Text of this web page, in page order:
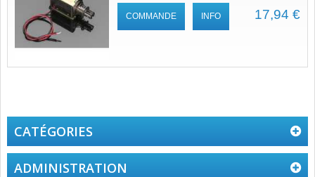
17,94 €
COMMANDE INFO
CATÉGORIES
ADMINISTRATION